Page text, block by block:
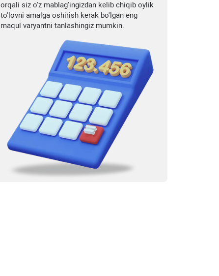
orqali siz o'z mablag'ingizdan kelib chiqib oylik
to'lovni amalga oshirish kerak bo'lgan eng
maqul varyantni tanlashingiz mumkin.